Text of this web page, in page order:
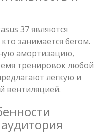
37 являются
занимается бегом.
амортизацию,
тренировок любой
легкую и
вентиляцией.